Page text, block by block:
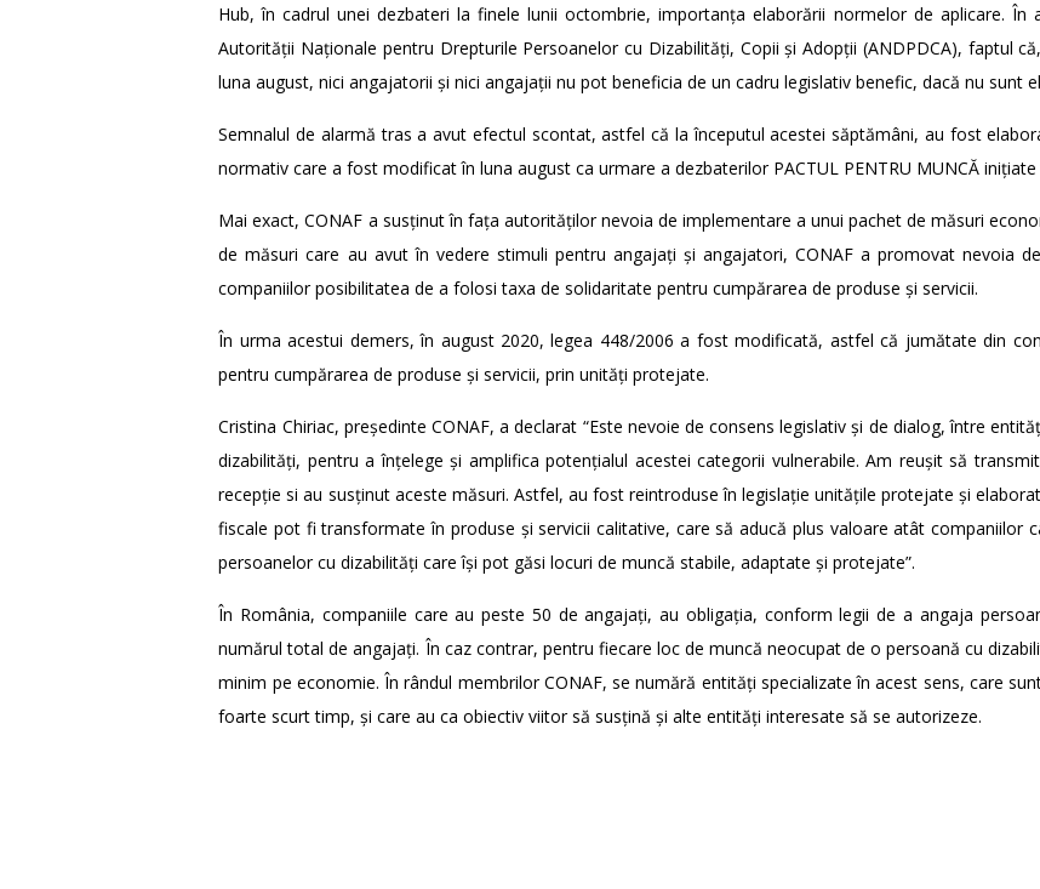
Hub, în cadrul unei dezbateri la finele lunii octombrie, importanța elaborării normelor de aplicare.
Autorității Naționale pentru Drepturile Persoanelor cu Dizabilități, Copii și Adopții (ANDPDCA), faptul
luna august, nici angajatorii și nici angajații nu pot beneficia de un cadru legislativ benefic, dacă nu sunt
Semnalul de alarmă tras a avut efectul scontat, astfel că la începutul acestei săptămâni, au fost
normativ care a fost modificat în luna august ca urmare a dezbaterilor PACTUL PENTRU MUNCĂ
Mai exact, CONAF a susținut în fața autorităților nevoia de implementare a unui pachet de măsuri
de măsuri care au avut în vedere stimuli pentru angajați și angajatori, CONAF a promovat nevoia
companiilor posibilitatea de a folosi taxa de solidaritate pentru cumpărarea de produse și servicii.
În urma acestui demers, în august 2020, legea 448/2006 a fost modificată, astfel că jumătate din
pentru cumpărarea de produse și servicii, prin unități protejate.
Cristina Chiriac, președinte CONAF, a declarat “Este nevoie de consens legislativ și de dialog, între
dizabilități, pentru a înțelege și amplifica potențialul acestei categorii vulnerabile. Am reușit să
recepție si au susținut aceste măsuri. Astfel, au fost reintroduse în legislație unitățile protejate și
fiscale pot fi transformate în produse și servicii calitative, care să aducă plus valoare atât companiilor
persoanelor cu dizabilități care își pot găsi locuri de muncă stabile, adaptate și protejate”.
În România, companiile care au peste 50 de angajați, au obligația, conform legii de a angaja
numărul total de angajați. În caz contrar, pentru fiecare loc de muncă neocupat de o persoană cu
minim pe economie. În rândul membrilor CONAF, se numără entități specializate în acest sens, care
foarte scurt timp, și care au ca obiectiv viitor să susțină și alte entități interesate să se autorizeze.